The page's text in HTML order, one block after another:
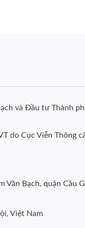
và Đầu tư Thành
do Cục Viễn Thông
Văn Bạch, quận Cầu
Việt Nam